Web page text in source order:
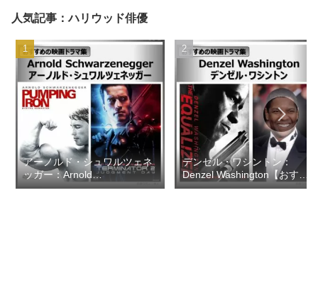
人気記事：ハリウッド俳優
アーノルド・シュワルツェネ
ッガー：Arnold
Schwarzenegger【おすすめ
デンゼル・ワシントン：
Denzel Washington【おすす
めの映画ドラマ集】